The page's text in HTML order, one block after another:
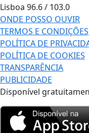
Lisboa 96.6 / 103.0
ONDE POSSO OUVIR
TERMOS E CONDIÇÕES
POLÍTICA DE
POLÍTICA DE COOKIES
TRANSPARÊNCIA
PUBLICIDADE
Disponível